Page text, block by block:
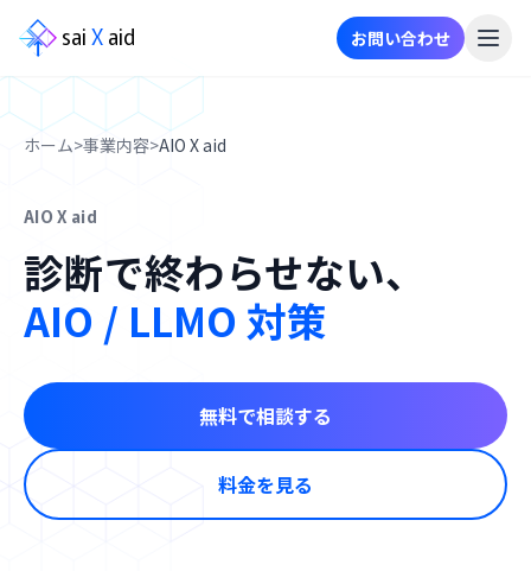
saiXaid お問い合わせ
ュ
ー
業
内
容
ニ
事
ホーム>事業内容>AIO X aid
AIO X aid
診断で終わらせない、
AIO / LLMO 対策
無料で相談する
料金を見る